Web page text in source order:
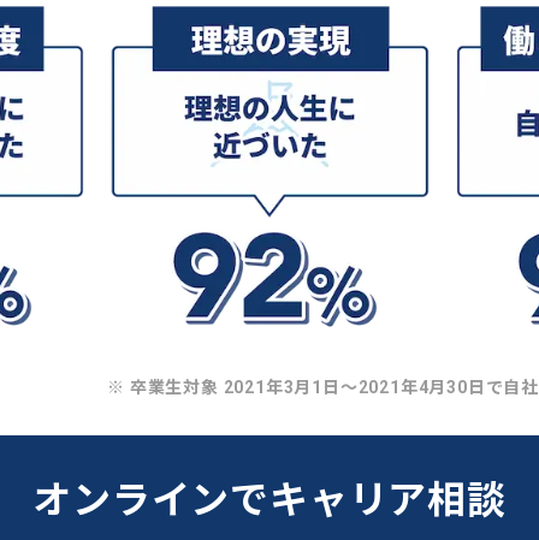
※ 卒業生対象 2021年3月1日〜2021年4月30日で自
オンラインでキャリア相談